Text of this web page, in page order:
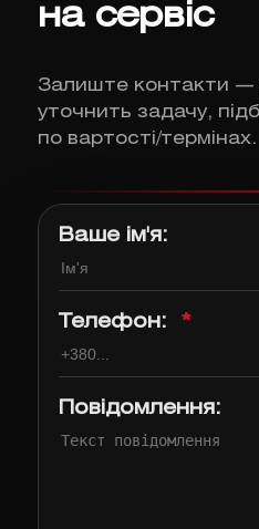
на сервіс
Залиште контакти
уточнить задачу,
по вартості/термінах.
Ваше ім'я:
Телефон: *
Повідомлення: